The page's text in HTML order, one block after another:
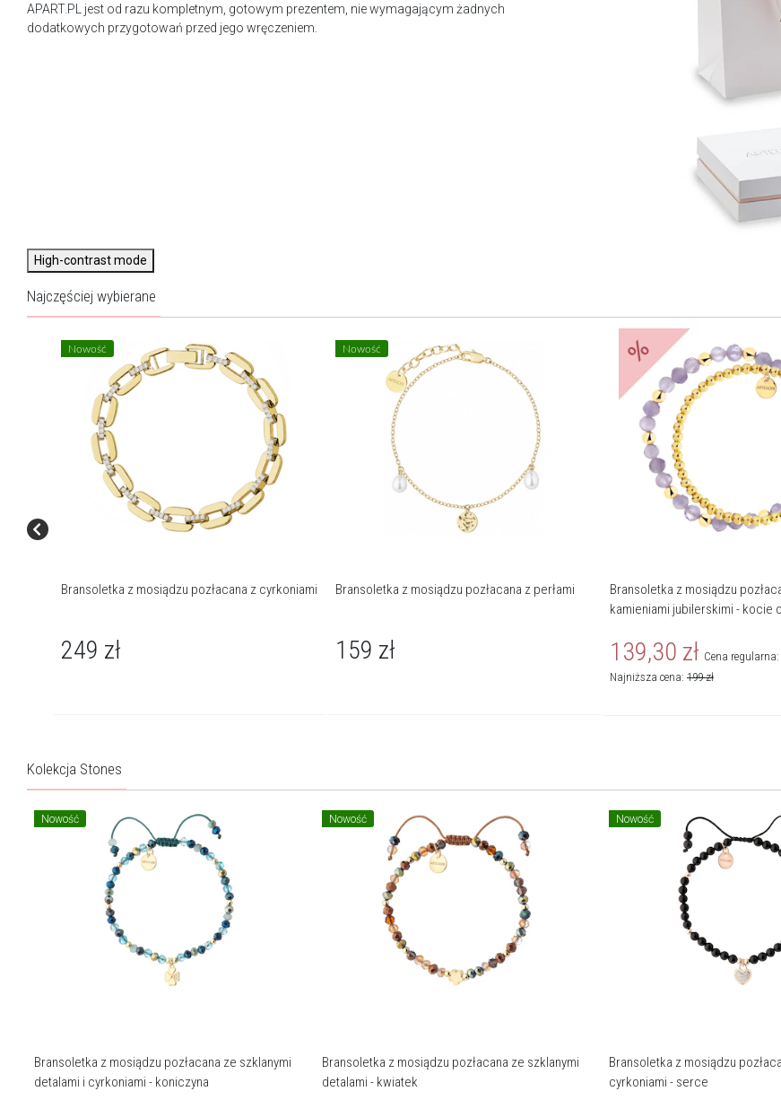
APART.PL jest od razu kompletnym, gotowym prezentem, nie wymagającym żadnych
dodatkowych przygotowań przed jego wręczeniem.
High-contrast mode
Najczęściej wybierane
Nowość
Bransoletka z mosiądzu pozłacana z cyrkoniami
249 zł
Nowość
Bransoletka z mosiądzu pozłacana z perłami
159 zł
%
Bransoletka z mosiądzu
kamieniami jubilerskimi - kocie
139,30 zł Cena regularna:
Najniższa cena: 199 zł
Kolekcja Stones
Nowość
Bransoletka z mosiądzu pozłacana ze szklanymi
detalami i cyrkoniami - koniczyna
Nowość
Bransoletka z mosiądzu pozłacana ze szklanymi
detalami - kwiatek
Nowość
Bransoletka z mosiądzu
cyrkoniami - serce